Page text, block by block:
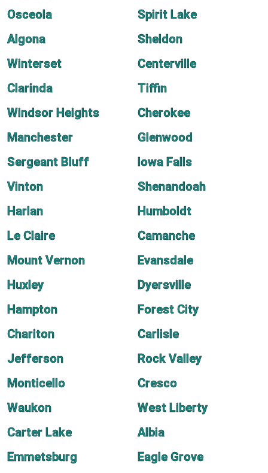
Osceola
Spirit Lake
Algona
Sheldon
Winterset
Centerville
Clarinda
Tiffin
Windsor Heights
Cherokee
Manchester
Glenwood
Sergeant Bluff
Iowa Falls
Vinton
Shenandoah
Harlan
Humboldt
Le Claire
Camanche
Mount Vernon
Evansdale
Huxley
Dyersville
Hampton
Forest City
Chariton
Carlisle
Jefferson
Rock Valley
Monticello
Cresco
Waukon
West Liberty
Carter Lake
Albia
Emmetsburg
Eagle Grove